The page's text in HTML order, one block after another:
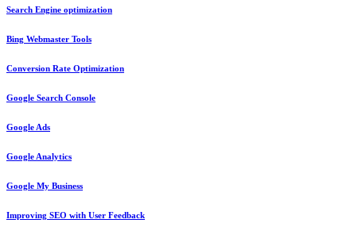
Search Engine optimization
Bing Webmaster Tools
Conversion Rate Optimization
Google Search Console
Google Ads
Google Analytics
Google My Business
Improving SEO with User Feedback